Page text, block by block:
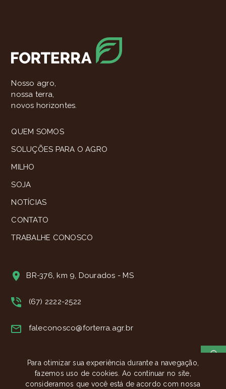
Nosso agro,
nossa terra,
novos horizontes.
QUEM SOMOS
SOLUÇÕES PARA O AGRO
MILHO
SOJA
NOTÍCIAS
CONTATO
TRABALHE CONOSCO
BR-376, km 9, Dourados - MS
(67) 2222-2522
faleconosco@forterra.agr.br
Para otimizar sua experiência durante a navegação,
fazemos uso de cookies. Ao continuar no site,
consideramos que você está de acordo com nossa